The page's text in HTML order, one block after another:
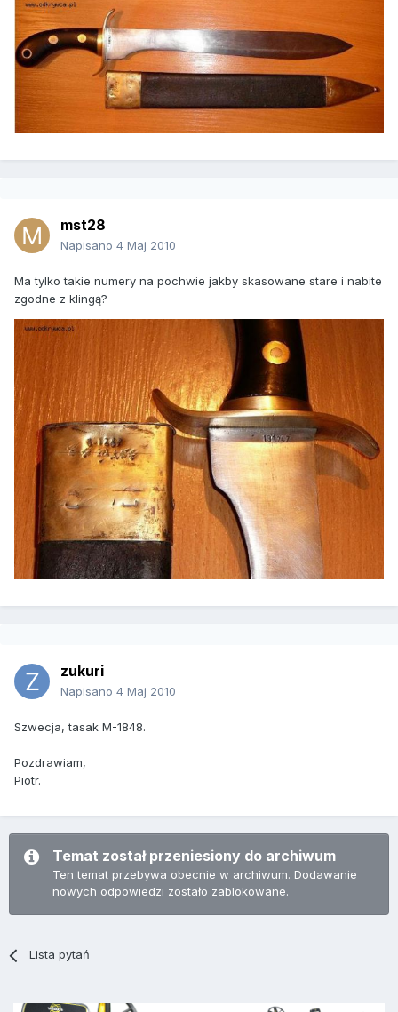
mst28
Napisano 4 Maj 2010
Ma tylko takie numery na pochwie jakby skasowane stare i nabite
zgodne z klingą?
zukuri
Napisano 4 Maj 2010
Szwecja, tasak M-1848.
Pozdrawiam,
Piotr.
Temat został przeniesiony do archiwum
Ten temat przebywa obecnie w archiwum. Dodawanie
nowych odpowiedzi zostało zablokowane.
Lista pytań